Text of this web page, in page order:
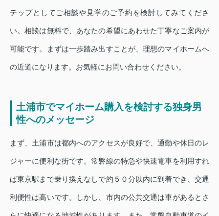
テップとしてご相談や見学のご予約を検討してみてくださ
い。相談は無料で、あなたの希望にあわせた丁寧なご案内が
可能です。まずは一歩踏み出すことが、理想のマイホームへ
の近道になります。お気軽にお問い合わせください。
土浦市でマイホーム購入を検討する独身男
性へのメッセージ
まず、土浦市は都内へのアクセスが良好で、通勤や休日のレ
ジャーに便利な街です。常磐線の特急や快速電車を利用すれ
ば東京駅まで乗り換えなしで約５０分以内に到着でき、交通
利便性は高いです。しかし、市内の公共交通は車があるとさ